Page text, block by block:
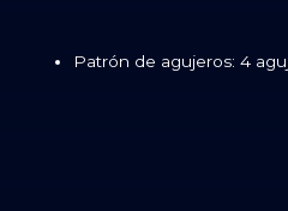
Patrón de agujeros: 4